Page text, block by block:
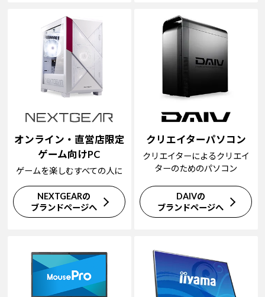
オンライン・直営店限定
ゲーム向けPC
ゲームを楽しむすべての人に
NEXTGEARの
ブランドページへ
クリエイターパソコン
クリエイターによるクリエイ
ターのためのパソコン
DAIVの
ブランドページへ